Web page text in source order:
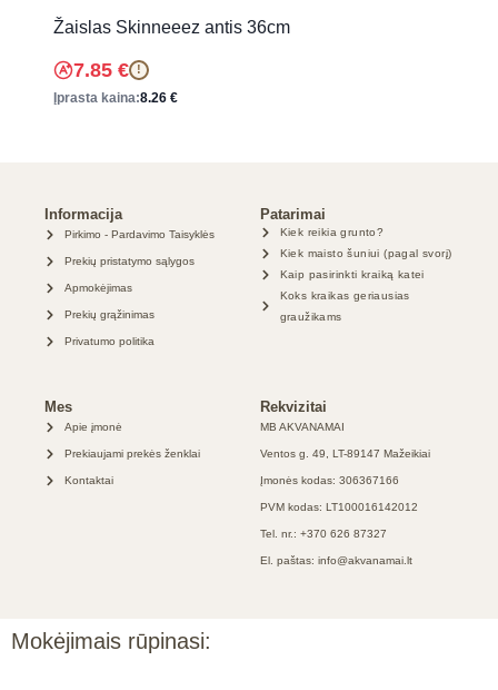
Žaislas Skinneeez antis 36cm
7.85 € !
Įprasta kaina:8.26 €
Informacija
Pirkimo - Pardavimo Taisyklės
Prekių pristatymo sąlygos
Apmokėjimas
Prekių grąžinimas
Privatumo politika
Patarimai
Kiek reikia grunto?
Kiek maisto šuniui (pagal svorį)
Kaip pasirinkti kraiką katei
Koks kraikas geriausias
graužikams
Mes
Apie įmonė
Prekiaujami prekės ženklai
Kontaktai
Rekvizitai
MB AKVANAMAI
Ventos g. 49, LT-89147 Mažeikiai
Įmonės kodas: 306367166
PVM kodas: LT100016142012
Tel. nr.: +370 626 87327
El. paštas: info@akvanamai.lt
Mokėjimais rūpinasi: